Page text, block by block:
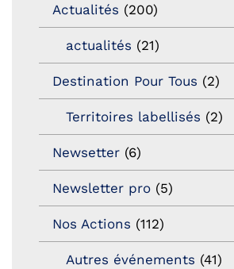
Actualités (200)
actualités (21)
Destination Pour Tous (2)
Territoires labellisés (2)
Newsetter (6)
Newsletter pro (5)
Nos Actions (112)
Autres événements (41)